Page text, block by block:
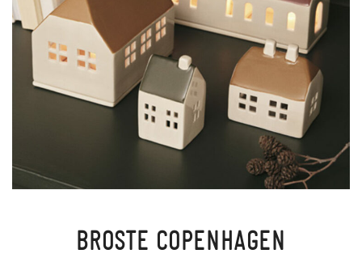
BROSTE COPENHAGEN